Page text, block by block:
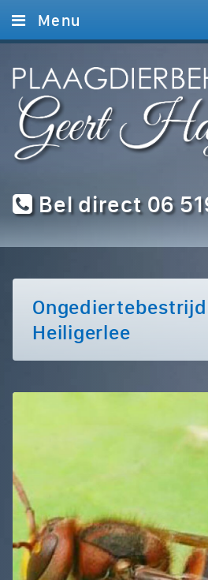
Bel direct 06
Menu
Diensten
Foto’s
Contact
Heiligerlee